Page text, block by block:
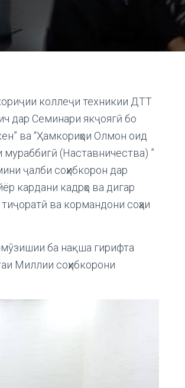
коллеҷи техникии ДТТ
дар Семинари якҷоягӣ бо
ва “Ҳамкориҳои Олмон оид
мураббигӣ (Наставничества) ”
ҷалби соҳибкорон дар
кардани кадрҳо ва дигар
ва кормандони соҳаи
ба нақша гирифта
Миллии соҳибкорони